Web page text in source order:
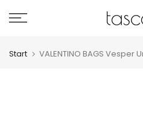
Zum
springen
Start VALENTINO BAGS